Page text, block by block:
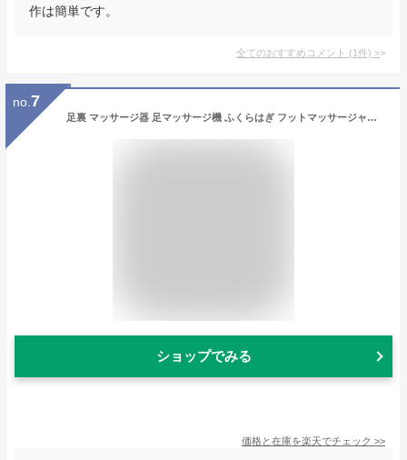
作は簡単です。
全てのおすすめコメント (1件) >
no. 7
足裏 マッサージ器 足マッサージ機 ふくらはぎ フットマッサージャー マッサージ 足 マッサージ器 脚 足ツボ 健康 あし
ショップでみる
価格と在庫を楽天でチェック >>